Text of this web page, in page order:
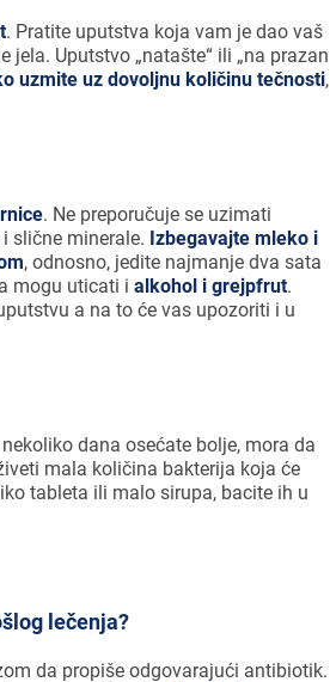
. Pratite uputstva koja vam je dao vaš
Uputstvo „natašte“ ili „na prazan
uzmite uz dovoljnu količinu tečnosti,
. Ne preporučuje se uzimati
slične minerale. Izbegavajte mleko i
, odnosno, jedite najmanje dva sata
mogu uticati i alkohol i grejpfrut.
a na to će vas upozoriti i u
dana osećate bolje, mora da
mala količina bakterija koja će
tableta ili malo sirupa, bacite ih u
lečenja?
da propiše odgovarajući antibiotik.